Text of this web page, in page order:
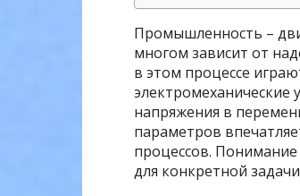
Промышленность –
многом зависит от
в этом процессе
напряжения в
параметров
процессов.
для конкретной